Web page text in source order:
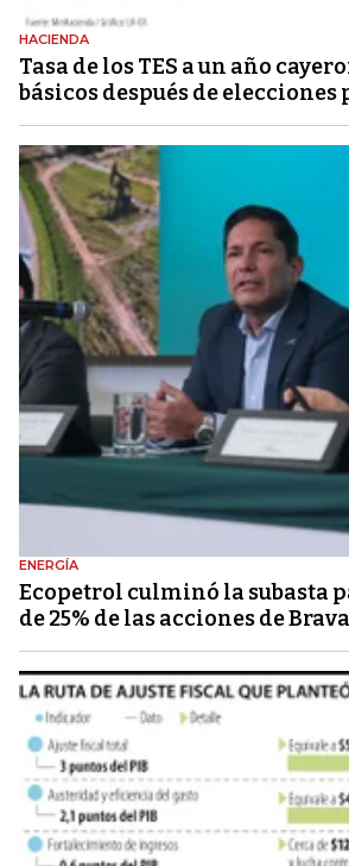
HACIENDA
Tasa de los TES a un año
básicos después de
ENERGÍA
Ecopetrol culminó la subasta
de 25% de las acciones de